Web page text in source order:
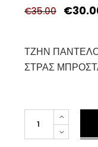
€35.00 €
ΤΖΗΝ
ΣΤΡΑΣ
ΠΑΝΤΕΛΟΝΙ